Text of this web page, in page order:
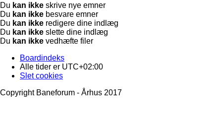
Du kan ikke skrive nye emner
Du kan ikke besvare emner
Du kan ikke redigere dine indlæg
Du kan ikke slette dine indlæg
Du kan ikke vedhæfte filer
Boardindeks
Alle tider er UTC+02:00
Slet cookies
Copyright Baneforum - Århus 2017